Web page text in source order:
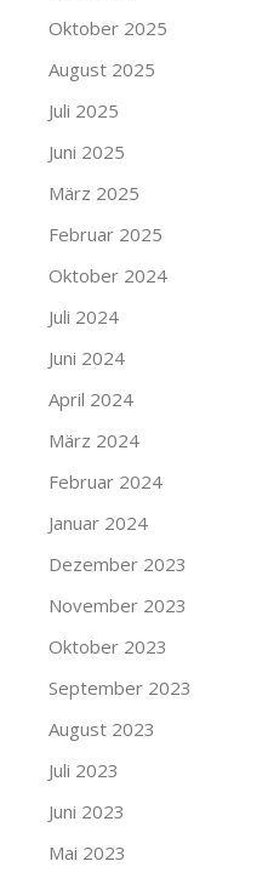
Oktober 2025
August 2025
Juli 2025
Juni 2025
März 2025
Februar 2025
Oktober 2024
Juli 2024
Juni 2024
April 2024
März 2024
Februar 2024
Januar 2024
Dezember 2023
November 2023
Oktober 2023
September 2023
August 2023
Juli 2023
Juni 2023
Mai 2023